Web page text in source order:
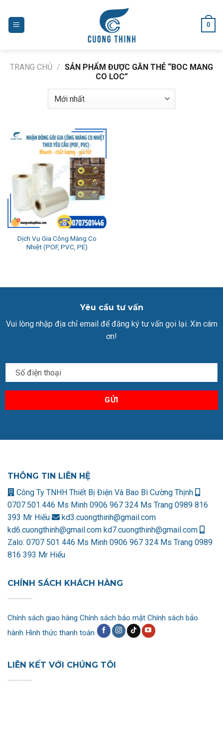
content
0
TRANG CHỦ / SẢN PHẨM ĐƯỢC GẮN THẺ “BOC MANG
CO LOC”
Dịch Vụ Gia Công Màng Co
Nhiệt (POF, PVC, PE)
Yêu cầu tư vấn
Vui lòng nhập địa chỉ email để đăng ký tư vấn gọi lại. Xin cám
ơn!
THÔNG TIN LIÊN HỆ
Công Ty TNHH Thiết Bị Điện Và Bao Bì Cường Thịnh
0707.501.446 Ms Minh 0906 967 324 Ms Trang 0989 816
393 Mr Hiếu
kd3.cuongthinh@gmail.com
kd6.cuongthinh@gmail.com kd7.cuongthinh@gmail.com
Zalo: 0707 501 446 Ms Minh 0906 967 324 Ms Trang 0989
816 393 Mr Hiếu
CHÍNH SÁCH KHÁCH HÀNG
Chính sách giao hàng Chính sách bảo mật Chính sách bảo
hành Hình thức thanh toán
LIÊN KẾT VỚI CHÚNG TÔI